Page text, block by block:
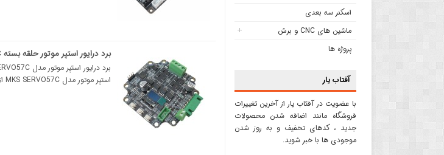
اسکنر سه بعدی
ماشین های CNC و برش
پروژه ها
آفتاب یار
با عضویت در آفتاب یار از آخرین تغییرات
فروشگاه مانند اضافه شدن محصولات
جدید ، کدهای تخفیف و به روز شدن
موجودی ها با خبر شوید.
برد درایور استپر موتور حلقه بسته MKS SERVO57C
استپر موتور مدل MKS SERVO57C از مح..